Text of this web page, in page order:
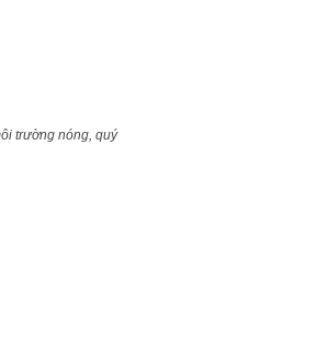
trường nóng, quý